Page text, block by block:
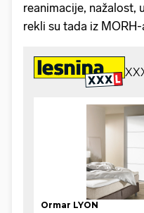
reanimacije, nažalost,
rekli su tada iz MORH-